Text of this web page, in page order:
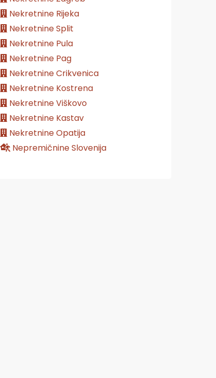
Nekretnine Rijeka
Nekretnine Split
Nekretnine Pula
Nekretnine Pag
Nekretnine Crikvenica
Nekretnine Kostrena
Nekretnine Viškovo
Nekretnine Kastav
Nekretnine Opatija
Nepremičnine Slovenija